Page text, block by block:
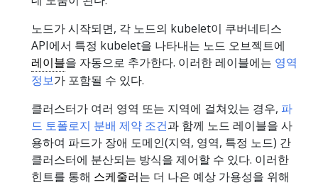
노드가 시작되면, 각 노드의 kubelet이 쿠버네티스
API에서 특정 kubelet을 나타내는 노드 오브젝트에
레이블을 자동으로 추가한다. 이러한 레이블에는 영역
정보가 포함될 수 있다.
클러스터가 여러 영역 또는 지역에 걸쳐있는 경우, 파
드 토폴로지 분배 제약 조건과 함께 노드 레이블을 사
용하여 파드가 장애 도메인(지역, 영역, 특정 노드) 간
클러스터에 분산되는 방식을 제어할 수 있다. 이러한
힌트를 통해 스케줄러는 더 나은 예상 가용성을 위해